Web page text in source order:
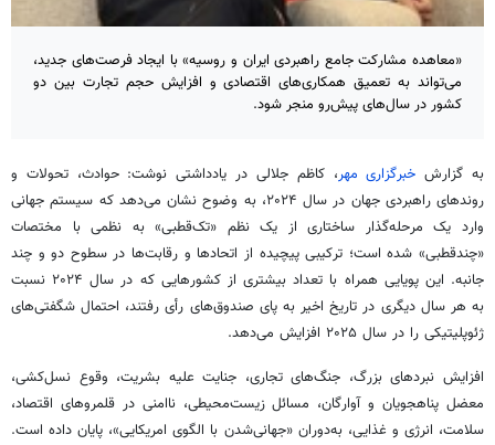
«معاهده مشارکت جامع راهبردی ایران و روسیه» با ایجاد فرصت‌های جدید،
می‌تواند به تعمیق همکاری‌های اقتصادی و افزایش حجم تجارت بین دو
کشور در سال‌های پیش‌رو منجر شود.
به گزارشخبرگزاری مهر، کاظم جلالی در یادداشتی نوشت: حوادث، تحولات و
روندهای راهبردی جهان در سال ۲۰۲۴، به وضوح نشان می‌دهد که سیستم جهانی
وارد یک مرحله‌گذار ساختاری از یک نظم «تک‌قطبی» به نظمی با مختصات
«چندقطبی» شده است؛ ترکیبی پیچیده از اتحادها و رقابت‌ها در سطوح دو و چند
جانبه. این پویایی همراه با تعداد بیشتری از کشورهایی که در سال ۲۰۲۴ نسبت
به هر سال دیگری در تاریخ اخیر به پای صندوق‌های رأی رفتند، احتمال شگفتی‌های
ژئوپلیتیکی را در سال ۲۰۲۵ افزایش می‌دهد.
افزایش نبردهای بزرگ، جنگ‌های تجاری، جنایت علیه بشریت، وقوع نسل‌کشی،
معضل پناهجویان و آوارگان، مسائل زیست‌محیطی، ناامنی در قلمروهای اقتصاد،
سلامت، انرژی و غذایی، به‌دوران «جهانی‌شدن با الگوی امریکایی»، پایان داده است.